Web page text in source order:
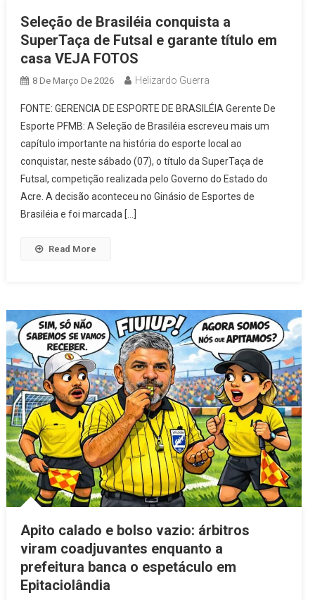
Seleção de Brasiléia conquista a
SuperTaça de Futsal e garante título em
casa VEJA FOTOS
8 De Março De 2026 Helizardo Guerra
FONTE: GERENCIA DE ESPORTE DE BRASILÉIA Gerente De
Esporte PFMB: A Seleção de Brasiléia escreveu mais um
capítulo importante na história do esporte local ao
conquistar, neste sábado (07), o título da SuperTaça de
Futsal, competição realizada pelo Governo do Estado do
Acre. A decisão aconteceu no Ginásio de Esportes de
Brasiléia e foi marcada […]
Read More
Apito calado e bolso vazio: árbitros
viram coadjuvantes enquanto a
prefeitura banca o espetáculo em
Epitaciolândia